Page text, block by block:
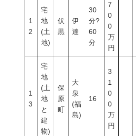
1
2
宅
地
(土
地)
伏
黒
伊
達
30
分?
60
分
7
0
0
万
円
1
3
宅
地
(土
地
と
建
物)
保
原
町
大
泉
(福
島)
16
3
1
0
0
万
円